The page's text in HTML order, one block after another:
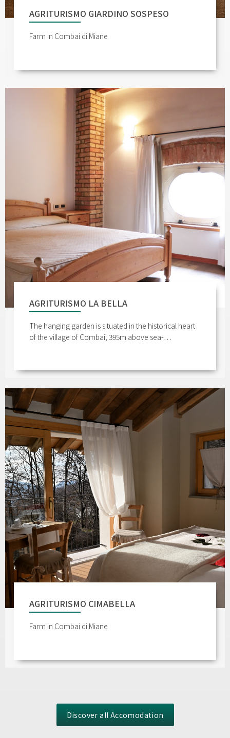
AGRITURISMO GIARDINO SOSPESO
Farm in Combai di Miane
AGRITURISMO LA BELLA
The hanging garden is situated in the historical heart
of the village of Combai, 395m above sea-…
AGRITURISMO CIMABELLA
Farm in Combai di Miane
Discover all Accomodation